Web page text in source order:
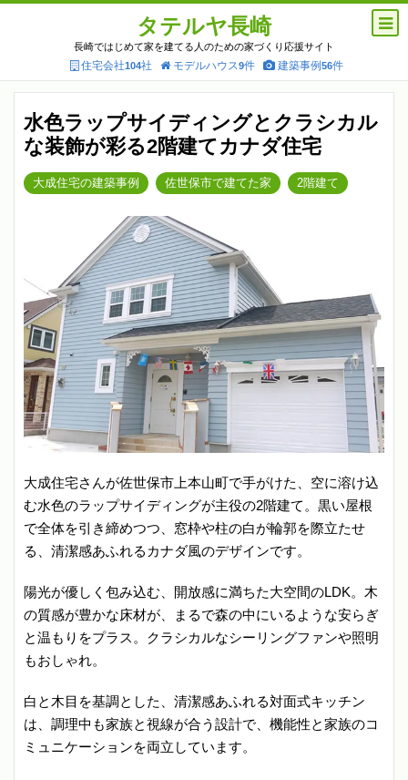
タテルヤ長崎
長崎ではじめて家を建てる人のための家づくり応援サイト
住宅会社104社 モデルハウス9件 建築事例56件
水色ラップサイディングとクラシカル
な装飾が彩る2階建てカナダ住宅
大成住宅の建築事例 佐世保市で建てた家 2階建て
大成住宅さんが佐世保市上本山町で手がけた、空に溶け込
む水色のラップサイディングが主役の2階建て。黒い屋根
で全体を引き締めつつ、窓枠や柱の白が輪郭を際立たせ
る、清潔感あふれるカナダ風のデザインです。
陽光が優しく包み込む、開放感に満ちた大空間のLDK。木
の質感が豊かな床材が、まるで森の中にいるような安らぎ
と温もりをプラス。クラシカルなシーリングファンや照明
もおしゃれ。
白と木目を基調とした、清潔感あふれる対面式キッチン
は、調理中も家族と視線が合う設計で、機能性と家族のコ
ミュニケーションを両立しています。